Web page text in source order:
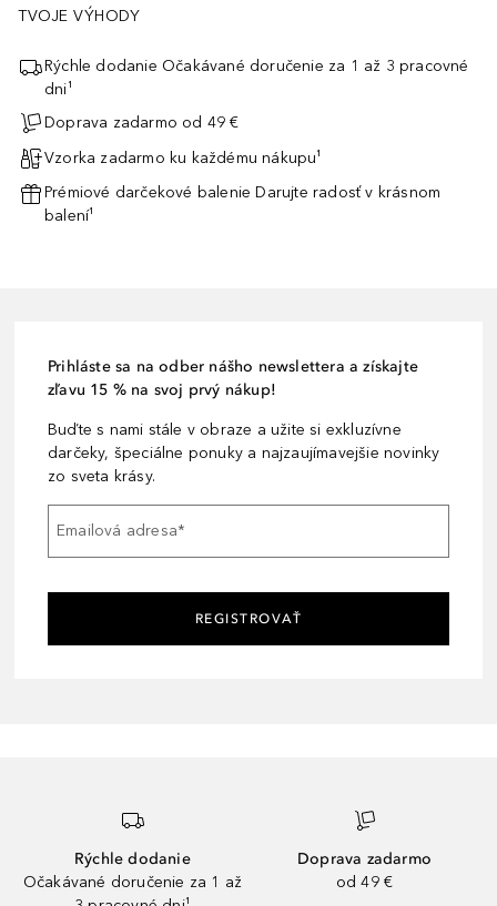
TVOJE VÝHODY
Rýchle dodanie Očakávané doručenie za 1 až 3 pracovné
dni¹
Doprava zadarmo od 49 €
Vzorka zadarmo ku každému nákupu¹
Prémiové darčekové balenie Darujte radosť v krásnom
balení¹
Prihláste sa na odber nášho newslettera a získajte
zľavu 15 % na svoj prvý nákup!
Buďte s nami stále v obraze a užite si exkluzívne
darčeky, špeciálne ponuky a najzaujímavejšie novinky
zo sveta krásy.
Emailová adresa*
REGISTROVAŤ
Rýchle dodanie
Očakávané doručenie za 1 až
Doprava zadarmo
od 49 €